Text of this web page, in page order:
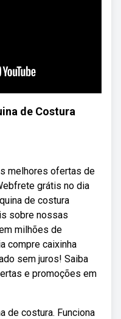
de Costura
melhores ofertas de
grátis no dia
de costura
sobre nossas
milhões de
compre caixinha
sem juros! Saiba
e promoções em
de costura. Funciona